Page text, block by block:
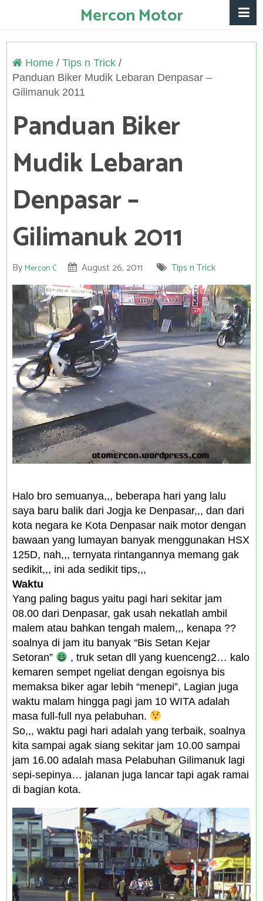
Mercon Motor
Home/ Tips n Trick/
Panduan Biker Mudik Lebaran Denpasar –
Gilimanuk 2011
Panduan Biker
Mudik Lebaran
Denpasar –
Gilimanuk 2011
ByMercon C August 26, 2011 Tips n Trick
Halo bro semuanya,,, beberapa hari yang lalu
saya baru balik dari Jogja ke Denpasar,,, dan dari
kota negara ke Kota Denpasar naik motor dengan
bawaan yang lumayan banyak menggunakan HSX
125D, nah,,, ternyata rintangannya memang gak
sedikit,,, ini ada sedikit tips,,,
Waktu
Yang paling bagus yaitu pagi hari sekitar jam
08.00 dari Denpasar, gak usah nekatlah ambil
malem atau bahkan tengah malem,,, kenapa ??
soalnya di jam itu banyak “Bis Setan Kejar
Setoran”
, truk setan dll yang kuenceng2… kalo
kemaren sempet ngeliat dengan egoisnya bis
memaksa biker agar lebih “menepi”, Lagian juga
waktu malam hingga pagi jam 10 WITA adalah
masa full-full nya pelabuhan.
So,,, waktu pagi hari adalah yang terbaik, soalnya
kita sampai agak siang sekitar jam 10.00 sampai
jam 16.00 adalah masa Pelabuhan Gilimanuk lagi
sepi-sepinya… jalanan juga lancar tapi agak ramai
di bagian kota.